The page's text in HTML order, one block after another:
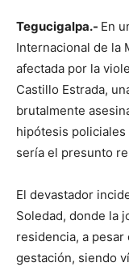
Tegucigalpa.- En
Internacional de la
afectada por la
Castillo Estrada,
brutalmente
hipótesis
sería el presunto
El devastador
Soledad, donde la
residencia, a
gestación, siendo